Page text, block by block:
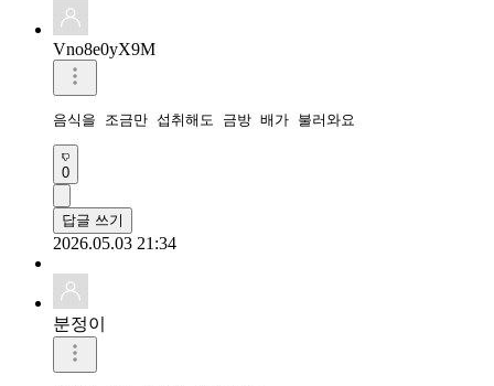
Vno8e0yX9M
음식을 조금만 섭취해도 금방 배가 불러와요
0
답글 쓰기
2026.05.03 21:34
분정이